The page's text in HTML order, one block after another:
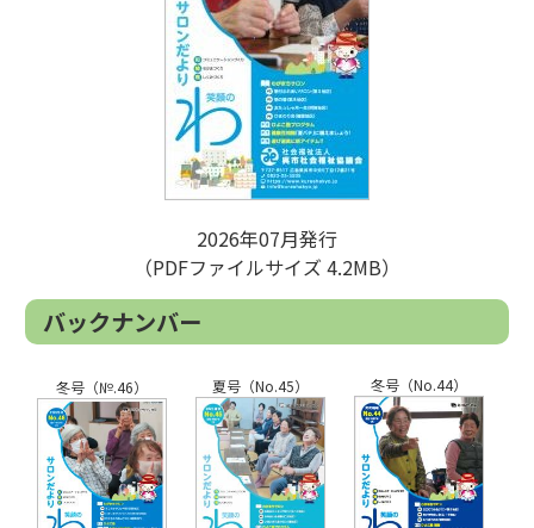
2026年07月発行
（PDFファイルサイズ 4.2MB）
バックナンバー
冬号（№.46） 夏号（No.45） 冬号（No.44）